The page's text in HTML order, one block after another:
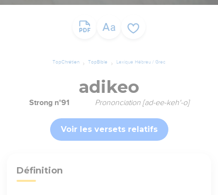
TopChrétien TopBible Lexique Hébreu / Grec
adikeo
Strong n°91 Prononciation [ad-ee-keh'-o]
Voir les versets relatifs
Définition